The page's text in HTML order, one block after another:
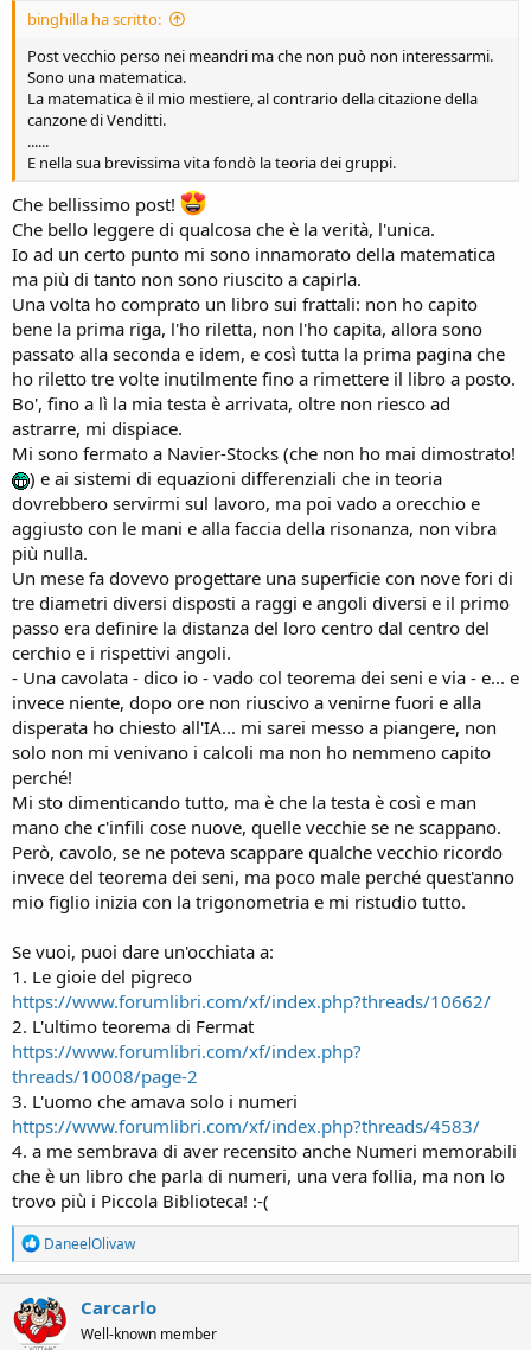
binghilla ha scritto:
Post vecchio perso nei meandri ma che non può non interessarmi.
Sono una matematica.
La matematica è il mio mestiere, al contrario della citazione della
canzone di Venditti.
......
E nella sua brevissima vita fondò la teoria dei gruppi.
Che bellissimo post!
Che bello leggere di qualcosa che è la verità, l'unica.
Io ad un certo punto mi sono innamorato della matematica
ma più di tanto non sono riuscito a capirla.
Una volta ho comprato un libro sui frattali: non ho capito
bene la prima riga, l'ho riletta, non l'ho capita, allora sono
passato alla seconda e idem, e così tutta la prima pagina che
ho riletto tre volte inutilmente fino a rimettere il libro a posto.
Bo', fino a lì la mia testa è arrivata, oltre non riesco ad
astrarre, mi dispiace.
Mi sono fermato a Navier-Stocks (che non ho mai dimostrato!
) e ai sistemi di equazioni differenziali che in teoria
dovrebbero servirmi sul lavoro, ma poi vado a orecchio e
aggiusto con le mani e alla faccia della risonanza, non vibra
più nulla.
Un mese fa dovevo progettare una superficie con nove fori di
tre diametri diversi disposti a raggi e angoli diversi e il primo
passo era definire la distanza del loro centro dal centro del
cerchio e i rispettivi angoli.
- Una cavolata - dico io - vado col teorema dei seni e via - e... e
invece niente, dopo ore non riuscivo a venirne fuori e alla
disperata ho chiesto all'IA... mi sarei messo a piangere, non
solo non mi venivano i calcoli ma non ho nemmeno capito
perché!
Mi sto dimenticando tutto, ma è che la testa è così e man
mano che c'infili cose nuove, quelle vecchie se ne scappano.
Però, cavolo, se ne poteva scappare qualche vecchio ricordo
invece del teorema dei seni, ma poco male perché quest'anno
mio figlio inizia con la trigonometria e mi ristudio tutto.
Se vuoi, puoi dare un'occhiata a:
1. Le gioie del pigreco
https://www.forumlibri.com/xf/index.php?threads/10662/
2. L'ultimo teorema di Fermat
https://www.forumlibri.com/xf/index.php?
threads/10008/page-2
3. L'uomo che amava solo i numeri
https://www.forumlibri.com/xf/index.php?threads/4583/
4. a me sembrava di aver recensito anche Numeri memorabili
che è un libro che parla di numeri, una vera follia, ma non lo
trovo più i Piccola Biblioteca! :-(
R
e
a
c
t
i
DaneelOlivaw
Carcarlo
Well-known member